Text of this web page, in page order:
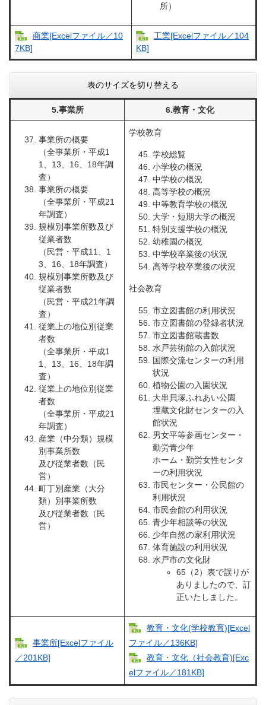
所）
商業[Excelファイル／10
7KB]
工業[Excelファイル／104
KB]
表のサイズを切り替える
5.事業所 6.教育・文化
事業所の概要
（全事業所・平成1
1、13、16、18年調
査）
事業所の概要
（全事業所・平成21
年調査）
規模別事業所数及び
従業者数
（民営・平成11、1
3、16、18年調査）
規模別事業所数及び
従業者数
（民営・平成21年調
査）
従業上の地位別従業
者数
（全事業所・平成1
1、13、16、18年調
査）
従業上の地位別従業
者数
（全事業所・平成21
年調査）
産業（中分類）規模
別事業所数
及び従業者数（民
営）
町丁別産業（大分
類）別事業所数
及び従業者数（民
営）
学校教育
学校総覧
小学校の概況
中学校の概況
高等学校の概況
中等教育学校の概況
大学・短期大学の概況
特別支援学校の概況
幼稚園の概況
中学校卒業後の状況
高等学校卒業後の状況
社会教育
市立図書館の利用状況
市立図書館の登録者状況
市立図書館蔵書数
水戸芸術館の入館状況
国際交流センターの利用
状況
植物公園の入園状況
大串貝塚ふれあい公園
埋蔵文化財センターの入
館状況
男女平等参画センター・
勤労青少年
ホーム・勤労女性センタ
ーの利用状況
市民センター・公民館の
利用状況
市民会館の利用状況
青少年相談等の状況
少年自然の家利用状況
体育施設の利用状況
水戸市の文化財
65（2）表で誤りが
ありましたので、訂
正いたしました。
事業所[Excelファイル
／201KB]
教育・文化(学校教育)[Excel
ファイル／136KB]
教育・文化（社会教育)[Exc
elファイル／181KB]